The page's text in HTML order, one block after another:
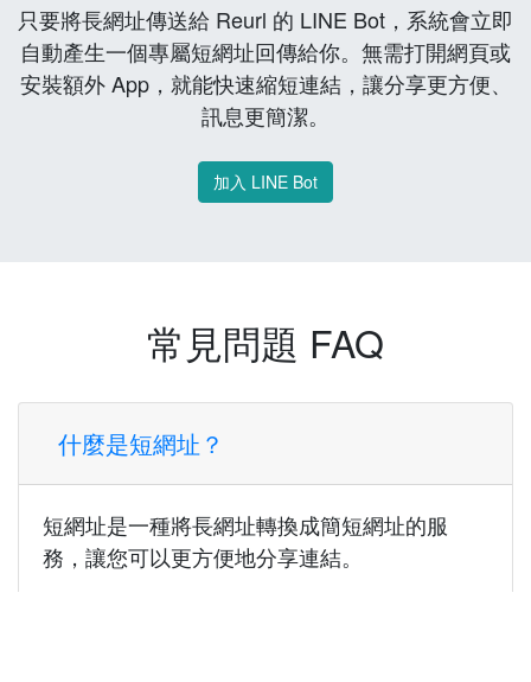
只要將長網址傳送給 Reurl 的 LINE Bot，系統會立即
自動產生一個專屬短網址回傳給你。無需打開網頁或
安裝額外 App，就能快速縮短連結，讓分享更方便、
訊息更簡潔。
加入 LINE Bot
常見問題 FAQ
什麼是短網址？
短網址是一種將長網址轉換成簡短網址的服
務，讓您可以更方便地分享連結。